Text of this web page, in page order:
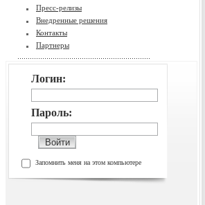
Пресс-релизы
Внедренные решения
Контакты
Партнеры
Логин:
Пароль:
Запомнить меня на этом компьютере